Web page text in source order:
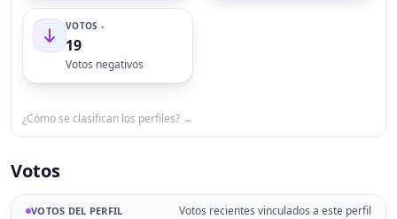
VOTOS -
19
Votos negativos
¿Cómo se clasifican los perfiles? →
Votos
VOTOS DEL PERFIL Votos recientes vinculados a este perfil